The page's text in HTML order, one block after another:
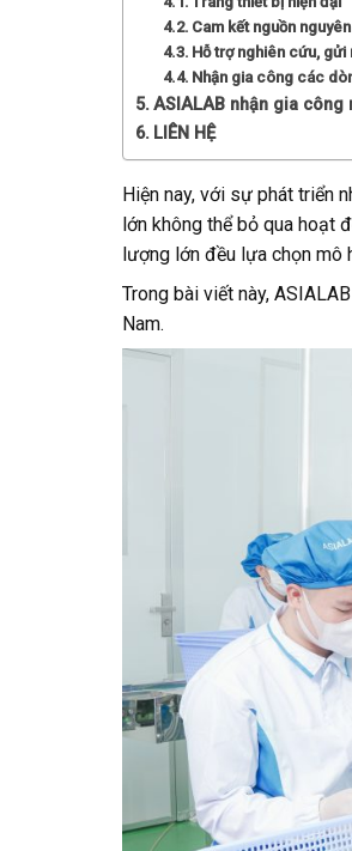
Cam kết nguồn
Hỗ trợ nghiên cứu, gửi
Nhận gia công các
ASIALAB nhận gia
LIÊN HỆ
Hiện nay, với sự phát triển
lớn không thể bỏ qua hoạt
lượng lớn đều lựa chọn mô
Trong bài viết này,
Nam.